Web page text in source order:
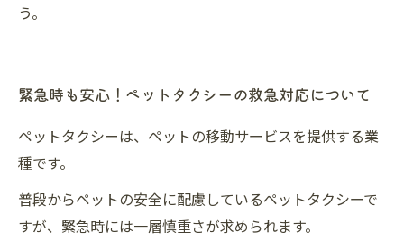
う。
緊急時も安心！ペットタクシーの救急対応について
ペットタクシーは、ペットの移動サービスを提供する業
種です。
普段からペットの安全に配慮しているペットタクシーで
すが、緊急時には一層慎重さが求められます。